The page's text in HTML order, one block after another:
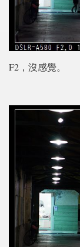
F2，沒感覺。